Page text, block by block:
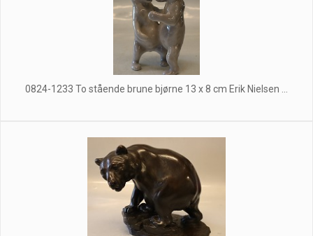
0824-1233 To stående brune bjørne 13 x 8 cm Erik Nielsen ...